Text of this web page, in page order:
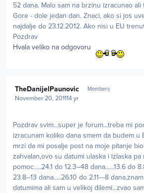
52 dana. Malo sam na brzinu izracunao
Gore - dole jedan dan. Znaci, ako si jos
najdalje do 23.12.2012. Ako nisi u EU
Pozdrav
Hvala veliko na odgovoru
TheDanijelPaunovic Members
November 20, 201114 yr
Pozdrav svim...super je forum...treba mi
izracunam koliko dana smem da budem u
mrzi da mi posalje post na moje pitanje
zahvalan,ovo su datumi ulaska i izlaska pa
pomoc.....24.1 do 12.3--48 dana......13.6 do
23.8--13 dana.....26.10 do 2.11---8
datumima ali sam u velikoj dilemi...zvao